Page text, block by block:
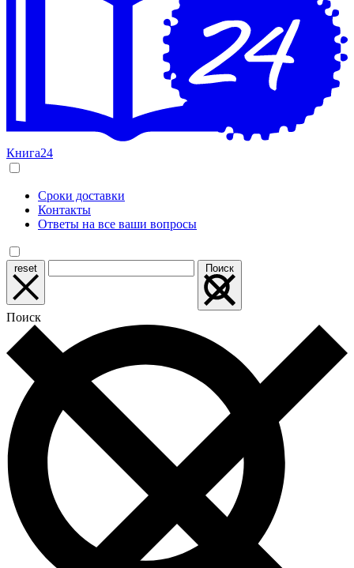
Книга24
Сроки доставки
Контакты
Ответы на все ваши вопросы
reset Поиск
Поиск